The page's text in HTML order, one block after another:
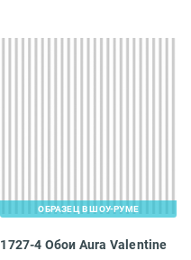
ОБРАЗЕЦ В ШОУ-РУМЕ
1727-4 Обои Aura Valentine